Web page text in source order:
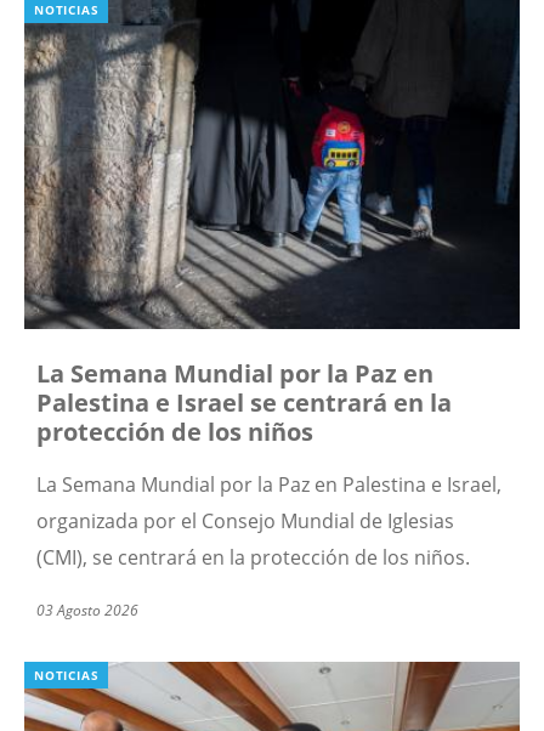
NOTICIAS
La Semana Mundial por la Paz en
Palestina e Israel se centrará en la
protección de los niños
La Semana Mundial por la Paz en Palestina e Israel,
organizada por el Consejo Mundial de Iglesias
(CMI), se centrará en la protección de los niños.
03 Agosto 2026
NOTICIAS